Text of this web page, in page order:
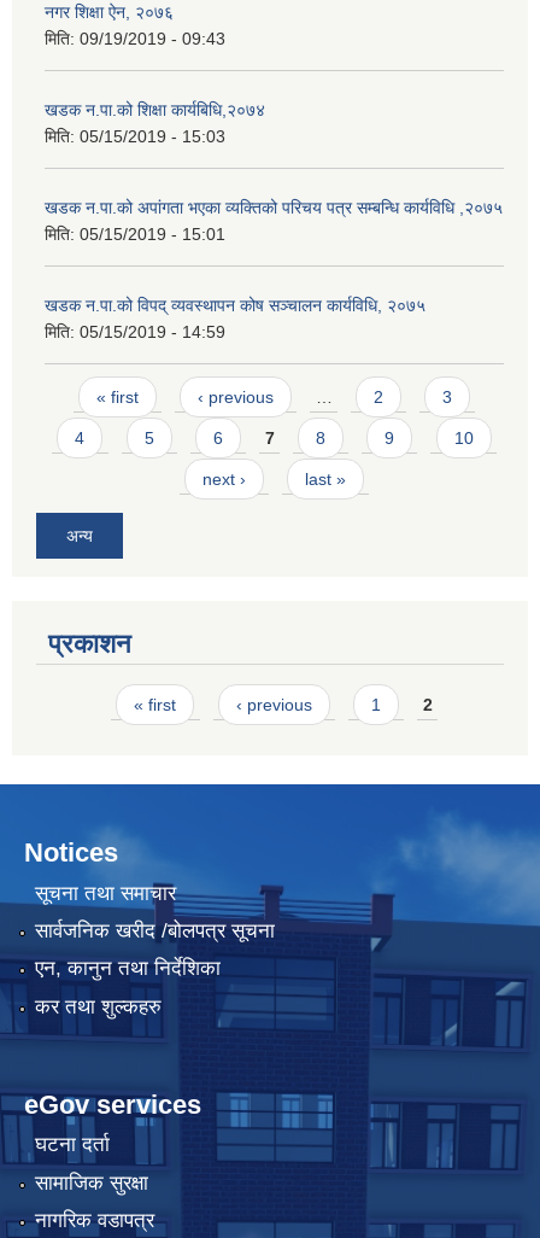
नगर शिक्षा ऐन, २०७६
मिति: 09/19/2019 - 09:43
खडक न.पा.को शिक्षा कार्यबिधि,२०७४
मिति: 05/15/2019 - 15:03
खडक न.पा.को अपांगता भएका व्यक्तिको परिचय पत्र सम्बन्धि कार्यविधि ,२०७५
मिति: 05/15/2019 - 15:01
खडक न.पा.को विपद् व्यवस्थापन कोष सञ्चालन कार्यविधि, २०७५
मिति: 05/15/2019 - 14:59
Pages
« first ‹ previous … 2 3
4 5 6 7 8 9 10
next › last »
अन्य
प्रकाशन
Pages« first ‹ previous 1 2
Notices
सूचना तथा समाचार
सार्वजनिक खरीद /बोलपत्र सूचना
एन, कानुन तथा निर्देशिका
कर तथा शुल्कहरु
eGov services
घटना दर्ता
सामाजिक सुरक्षा
नागरिक वडापत्र